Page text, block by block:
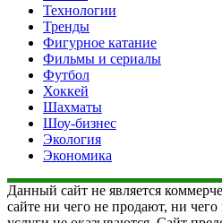
Технологии
Тренды
Фигурное катание
Фильмы и сериалы
Футбол
Хоккей
Шахматы
Шоу-бизнес
Экология
Экономика
Данный сайт не является
сайте ни чего не продают, ни